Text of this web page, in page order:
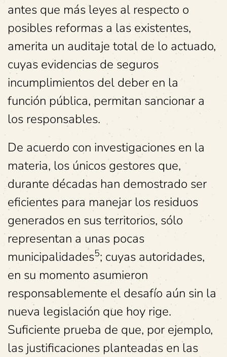
antes que más leyes al respecto o
posibles reformas a las existentes,
amerita un auditaje total de lo actuado,
cuyas evidencias de seguros
incumplimientos del deber en la
función pública, permitan sancionar a
los responsables.
De acuerdo con investigaciones en la
materia, los únicos gestores que,
durante décadas han demostrado ser
eficientes para manejar los residuos
generados en sus territorios, sólo
representan a unas pocas
municipalidades5; cuyas autoridades,
en su momento asumieron
responsablemente el desafío aún sin la
nueva legislación que hoy rige.
Suficiente prueba de que, por ejemplo,
las justificaciones planteadas en las